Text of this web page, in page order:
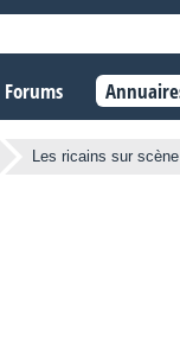
Forums
Les ricains sur scène